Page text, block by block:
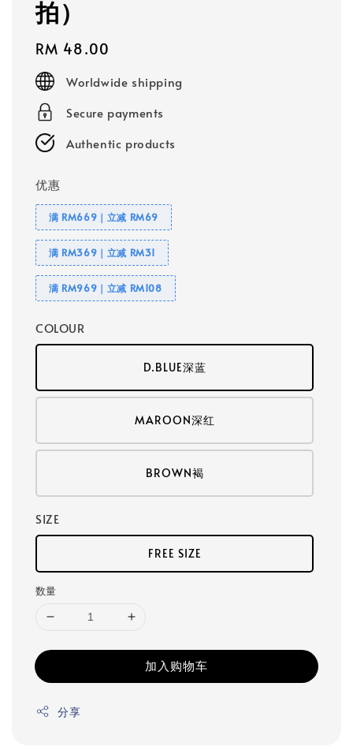
拍）
Regular
price
RM 48.00
Worldwide shipping
Secure payments
Authentic products
优惠
满 RM669｜立减 RM69
满 RM369｜立减 RM31
满 RM969｜立减 RM108
COLOUR
D.BLUE深蓝
MAROON深红
BROWN褐
SIZE
FREE SIZE
数量
加入购物车
分享